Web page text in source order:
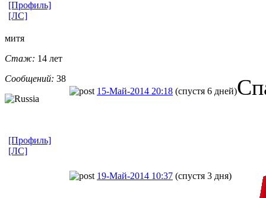
[Профиль]
[ЛС]
митя
Стаж: 14 лет
Сообщений: 38
15-Май-2014 20:18 (спустя 6 дней)
[Профиль]
[ЛС]
19-Май-2014 10:37 (спустя 3 дня)